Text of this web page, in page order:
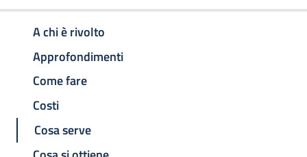
A chi è rivolto
Approfondimenti
Come fare
Costi
Cosa serve